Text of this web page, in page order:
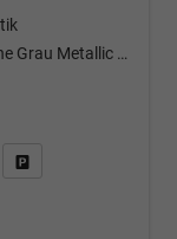
Graphene Grau Metallic (R6)
Angebot anfordern
Datei, Fahrzeugexposé